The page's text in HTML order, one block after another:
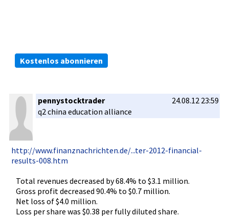
Kostenlos abonnieren
pennystocktrader
24.08.12 23:59
q2 china education alliance
http://www­.finanznac­hrichten.d­e/...ter-2­012-financ­ial-
result­s-008.htm
Total­ revenues decreased by 68.4% to $3.1 million.
Gross­ profit decreased 90.4% to $0.7 million.
Net loss of $4.0 million.
Loss per share was $0.38 per fully diluted share.